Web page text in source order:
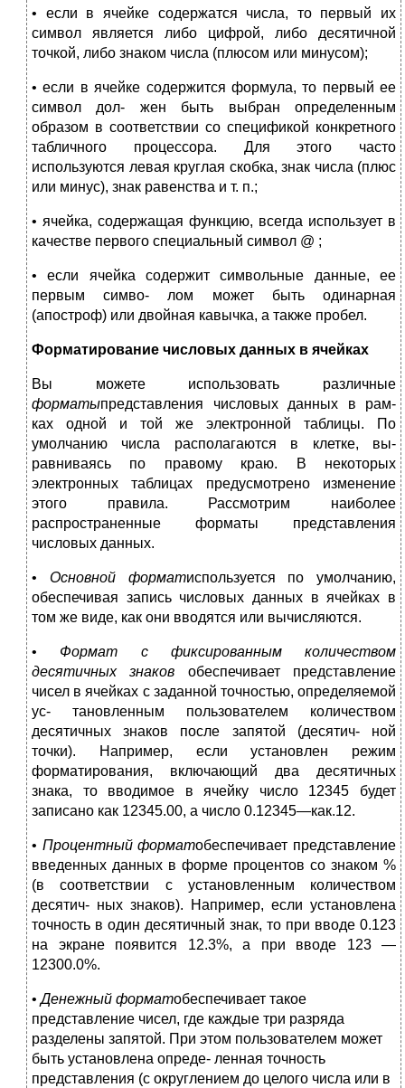
• если в ячейке содержатся числа, то первый их
символ является либо цифрой, либо десятичной
точкой, либо знаком числа (плюсом или минусом);
• если в ячейке содержится формула, то первый ее
символ дол- жен быть выбран определенным
образом в соответствии со спецификой конкретного
табличного процессора. Для этого часто
используются левая круглая скобка, знак числа (плюс
или минус), знак равенства и т. п.;
• ячейка, содержащая функцию, всегда использует в
качестве первого специальный символ @ ;
• если ячейка содержит символьные данные, ее
первым симво- лом может быть одинарная
(апостроф) или двойная кавычка, а также пробел.
Форматирование числовых данных в ячейках
Вы можете использовать различные
форматыпредставления числовых данных в рам-
ках одной и той же электронной таблицы. По
умолчанию числа располагаются в клетке, вы-
равниваясь по правому краю. В некоторых
электронных таблицах предусмотрено изменение
этого правила. Рассмотрим наиболее
распространенные форматы представления
числовых данных.
• Основной форматиспользуется по умолчанию,
обеспечивая запись числовых данных в ячейках в
том же виде, как они вводятся или вычисляются.
• Формат с фиксированным количеством
десятичных знаков обеспечивает представление
чисел в ячейках с заданной точностью, определяемой
ус- тановленным пользователем количеством
десятичных знаков после запятой (десятич- ной
точки). Например, если установлен режим
форматирования, включающий два десятичных
знака, то вводимое в ячейку число 12345 будет
записано как 12345.00, а число 0.12345—как.12.
• Процентный форматобеспечивает представление
введенных данных в форме процентов со знаком %
(в соответствии с установленным количеством
десятич- ных знаков). Например, если установлена
точность в один десятичный знак, то при вводе 0.123
на экране появится 12.3%, а при вводе 123 —
12300.0%.
•Денежный форматобеспечивает такое
представление чисел, где каждые три разряда
разделены запятой. При этом пользователем может
быть установлена опреде- ленная точность
представления (с округлением до целого числа или в